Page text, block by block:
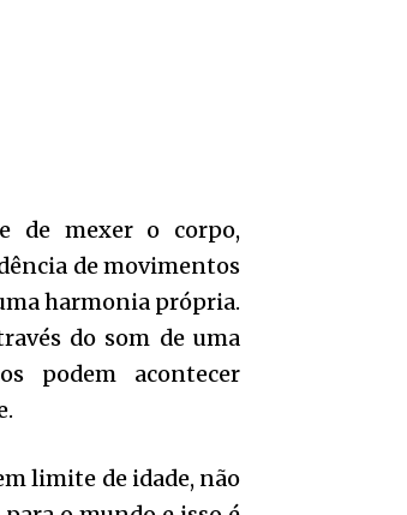
de mexer o corpo,
de movimentos
harmonia própria.
do som de uma
podem acontecer
limite de idade, não